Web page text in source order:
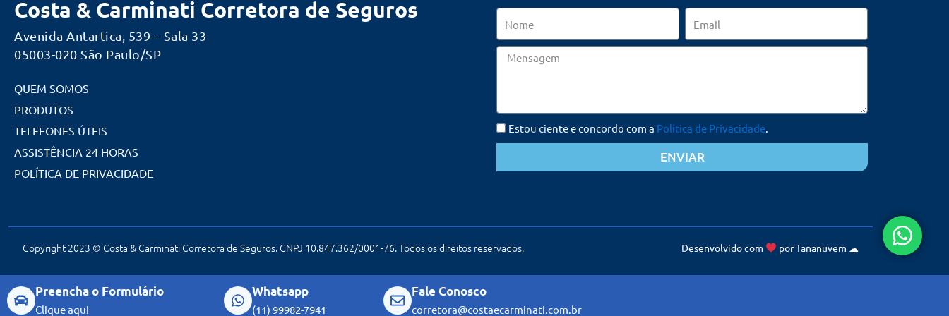
Costa & Carminati Corretora de Seguros
Avenida Antartica, 539 – Sala 33
05003-020 São Paulo/SP
QUEM SOMOS
PRODUTOS
TELEFONES ÚTEIS
ASSISTÊNCIA 24 HORAS
POLÍTICA DE PRIVACIDADE
Mensagem
Estou ciente e concordo com a Política de Privacidade
ENVIAR
Copyright 2023 © Costa & Carminati Corretora de Seguros. CNPJ 10.847.362/0001-76. Todos os direitos reservados. Desenvolvido com porTananuvem ☁
Preencha o Formulário
Clique aqui
Whatsapp
(11) 99982-7941
Fale Conosco
corretora@costaecarminati.com.br